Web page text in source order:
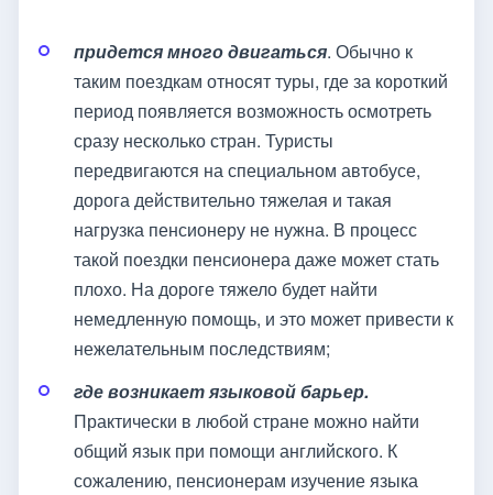
придется много двигаться. Обычно к
таким поездкам относят туры, где за короткий
период появляется возможность осмотреть
сразу несколько стран. Туристы
передвигаются на специальном автобусе,
дорога действительно тяжелая и такая
нагрузка пенсионеру не нужна. В процесс
такой поездки пенсионера даже может стать
плохо. На дороге тяжело будет найти
немедленную помощь, и это может привести к
нежелательным последствиям;
где возникает языковой барьер.
Практически в любой стране можно найти
общий язык при помощи английского. К
сожалению, пенсионерам изучение языка